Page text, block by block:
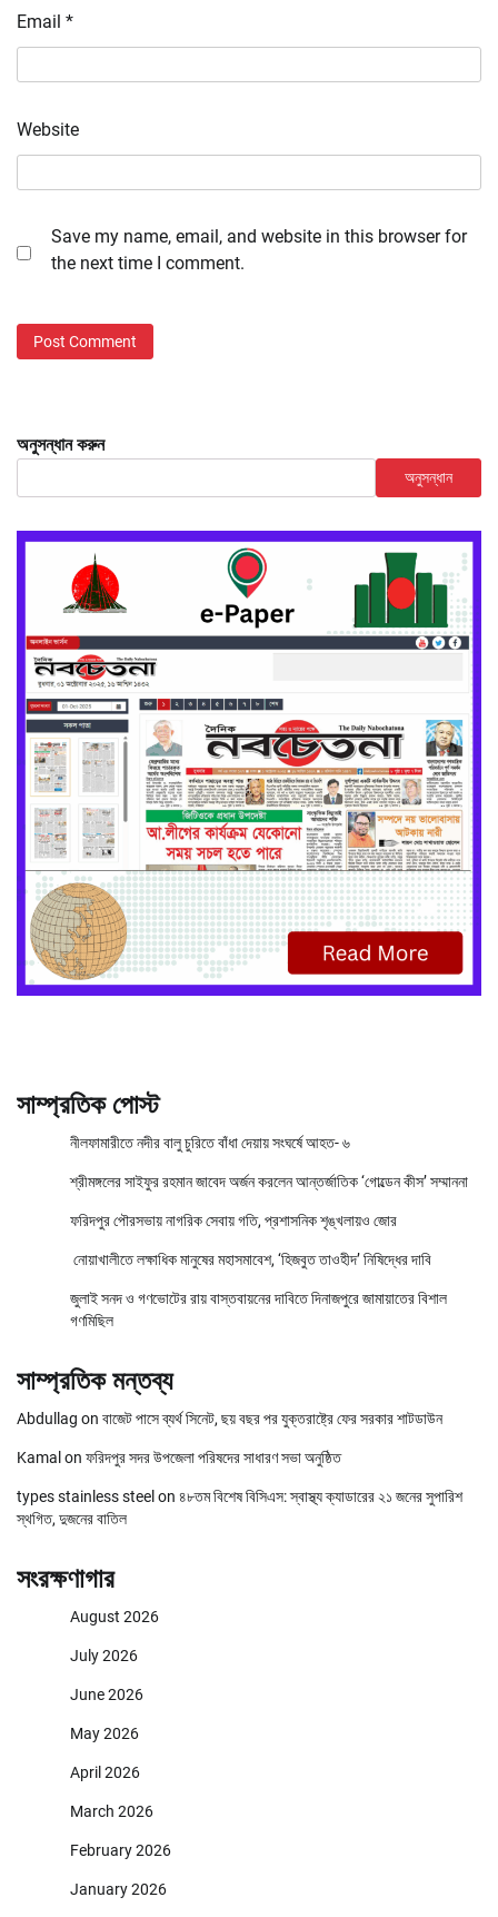
Email *
Website
Save my name, email, and website in this browser for
the next time I comment.
অনুসন্ধান করুন
অনুসন্ধান
সাম্প্রতিক পোস্ট
নীলফামারীতে নদীর বালু চুরিতে বাঁধা দেয়ায় সংঘর্ষে আহত- ৬
শ্রীমঙ্গলের সাইফুর রহমান জাবেদ অর্জন করলেন আন্তর্জাতিক ‘গোল্ডেন কীস’ সম্মাননা
ফরিদপুর পৌরসভায় নাগরিক সেবায় গতি, প্রশাসনিক শৃঙ্খলায়ও জোর
নোয়াখালীতে লক্ষাধিক মানুষের মহাসমাবেশ, ‘হিজবুত তাওহীদ’ নিষিদ্ধের দাবি
জুলাই সনদ ও গণভোটের রায় বাস্তবায়নের দাবিতে দিনাজপুরে জামায়াতের বিশাল
গণমিছিল
সাম্প্রতিক মন্তব্য
Abdullag on বাজেট পাসে ব্যর্থ সিনেট, ছয় বছর পর যুক্তরাষ্ট্রে ফের সরকার শাটডাউন
Kamal on ফরিদপুর সদর উপজেলা পরিষদের সাধারণ সভা অনুষ্ঠিত
types stainless steel on ৪৮তম বিশেষ বিসিএস: স্বাস্থ্য ক্যাডারের ২১ জনের সুপারিশ
স্থগিত, দুজনের বাতিল
সংরক্ষণাগার
August 2026
July 2026
June 2026
May 2026
April 2026
March 2026
February 2026
January 2026